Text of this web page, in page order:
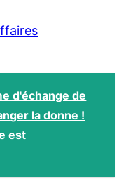
d'échange de
la donne !
est